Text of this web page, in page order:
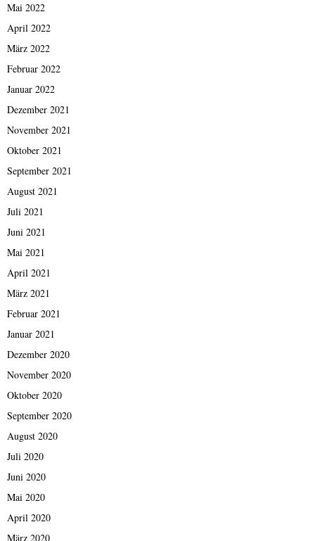
Mai 2022
April 2022
März 2022
Februar 2022
Januar 2022
Dezember 2021
November 2021
Oktober 2021
September 2021
August 2021
Juli 2021
Juni 2021
Mai 2021
April 2021
März 2021
Februar 2021
Januar 2021
Dezember 2020
November 2020
Oktober 2020
September 2020
August 2020
Juli 2020
Juni 2020
Mai 2020
April 2020
März 2020